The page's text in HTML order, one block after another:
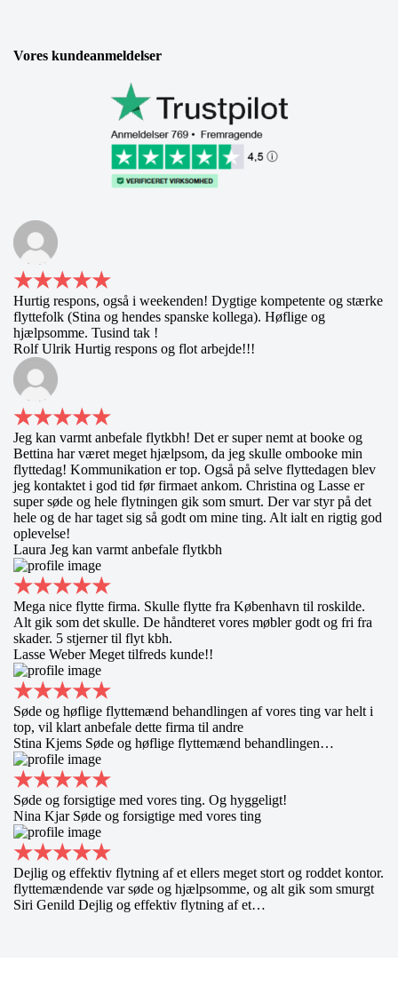
Vores kundeanmeldelser
Hurtig respons, også i weekenden! Dygtige kompetente og stærke
flyttefolk (Stina og hendes spanske kollega). Høflige og
hjælpsomme. Tusind tak !
Rolf Ulrik Hurtig respons og flot arbejde!!!
Jeg kan varmt anbefale flytkbh! Det er super nemt at booke og
Bettina har været meget hjælpsom, da jeg skulle ombooke min
flyttedag! Kommunikation er top. Også på selve flyttedagen blev
jeg kontaktet i god tid før firmaet ankom. Christina og Lasse er
super søde og hele flytningen gik som smurt. Der var styr på det
hele og de har taget sig så godt om mine ting. Alt ialt en rigtig god
oplevelse!
Laura Jeg kan varmt anbefale flytkbh
Mega nice flytte firma. Skulle flytte fra København til roskilde.
Alt gik som det skulle. De håndteret vores møbler godt og fri fra
skader. 5 stjerner til flyt kbh.
Lasse WeberMeget tilfreds kunde!!
Søde og høflige flyttemænd behandlingen af vores ting var helt i
top, vil klart anbefale dette firma til andre
Stina Kjems Søde og høflige flyttemænd behandlingen…
Søde og forsigtige med vores ting. Og hyggeligt!
Nina Kjar Søde og forsigtige med vores ting
Dejlig og effektiv flytning af et ellers meget stort og roddet kontor.
flyttemændende var søde og hjælpsomme, og alt gik som smurgt
Siri Genild Dejlig og effektiv flytning af et…